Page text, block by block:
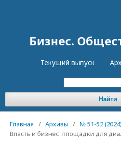
Бизнес.
Текущий выпуск
Найти
Главная / Архивы / № 51-52 (2024)
Власть и бизнес: площадки для